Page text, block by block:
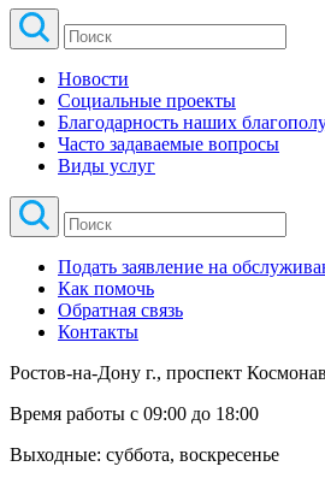
Новости
Социальные проекты
Благодарность наших
Часто задаваемые вопросы
Виды услуг
Подать заявление на
Как помочь
Обратная связь
Контакты
Ростов-на-Дону г., проспект
Время работы с 09:00 до 18:00
Выходные: суббота, воскресенье